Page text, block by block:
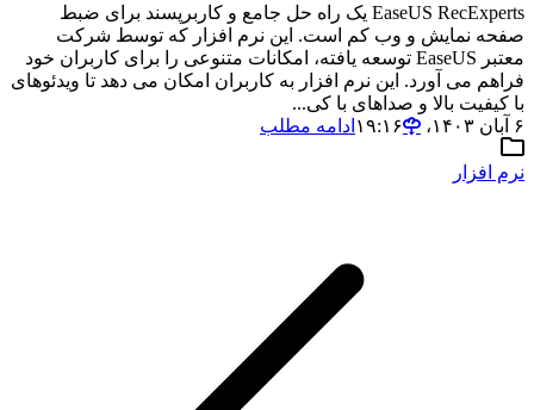
EaseUS RecExperts یک راه حل جامع و کاربرپسند برای ضبط
صفحه نمایش و وب کم است. این نرم افزار که توسط شرکت
معتبر EaseUS توسعه یافته، امکانات متنوعی را برای کاربران خود
فراهم می آورد. این نرم افزار به کاربران امکان می دهد تا ویدئوهای
با کیفیت بالا و صداهای با کی...
۶ آبان ۱۴۰۳،‏ ۱۹:۱۶
ادامه مطلب
نرم افزار